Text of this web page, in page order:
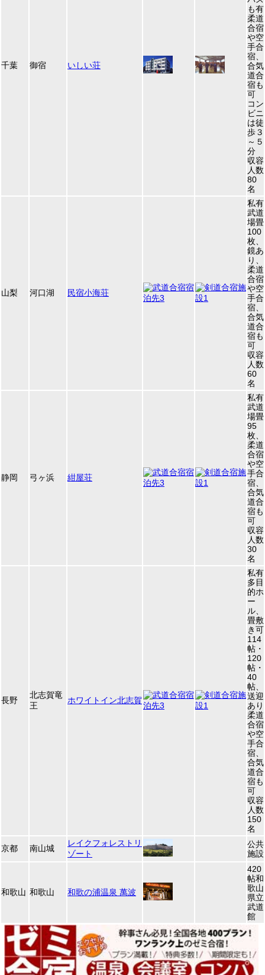
千葉 御宿 いしい荘
も有
柔道
合宿
や空
手合
宿、
合気
道合
宿も
可
コン
ビニ
は徒
歩３
～５
分
収容
人数
80
名
山梨 河口湖 民宿小海荘
私有
武道
場畳
100
枚、
鏡あ
り、
柔道
合宿
や空
手合
宿、
合気
道合
宿も
可
収容
人数
60
名
静岡 弓ヶ浜 紺屋荘
私有
武道
場畳
95
枚、
柔道
合宿
や空
手合
宿、
合気
道合
宿も
可
収容
人数
30
名
長野
北志賀竜
王
ホワイトイン北志賀
私有
多目
的ホ
ー
ル、
畳敷
き可
114
帖・
120
帖・
40
帖、
送迎
あり
柔道
合宿
や空
手合
宿、
合気
道合
宿も
可
収容
人数
150
名
京都 南山城
レイクフォレストリ
ゾート
公共
施設
和歌山 和歌山 和歌の浦温泉 萬波
420
帖和
歌山
県立
武道
館